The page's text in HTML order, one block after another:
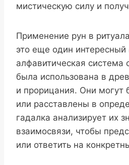
мистическую силу и
Применение рун в
это еще один
алфавитическая система
была использована в
и прорицания. Они
или расставлены в
гадалка анализирует их
взаимосвязи, чтобы
или ответить на